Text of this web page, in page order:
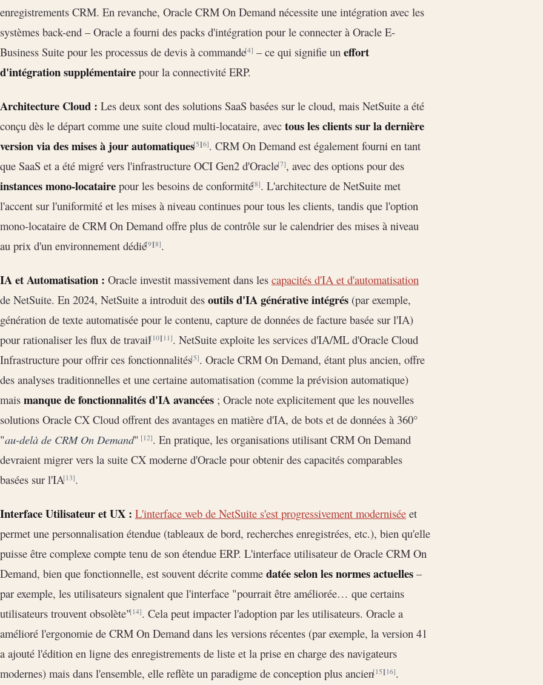
enregistrements CRM. En revanche, Oracle CRM On Demand nécessite une intégration avec les
systèmes back-end – Oracle a fourni des packs d'intégration pour le connecter à Oracle E-
Business Suite pour les processus de devis à commande[4] – ce qui signifie un effort
d'intégration supplémentaire pour la connectivité ERP.
Architecture Cloud : Les deux sont des solutions SaaS basées sur le cloud, mais NetSuite a été
conçu dès le départ comme une suite cloud multi-locataire, avec tous les clients sur la dernière
version via des mises à jour automatiques[5][6]. CRM On Demand est également fourni en tant
que SaaS et a été migré vers l'infrastructure OCI Gen2 d'Oracle[7], avec des options pour des
instances mono-locataire pour les besoins de conformité[8]. L'architecture de NetSuite met
l'accent sur l'uniformité et les mises à niveau continues pour tous les clients, tandis que l'option
mono-locataire de CRM On Demand offre plus de contrôle sur le calendrier des mises à niveau
au prix d'un environnement dédié[9][8].
IA et Automatisation : Oracle investit massivement dans les capacités d'IA et d'automatisation
de NetSuite. En 2024, NetSuite a introduit des outils d'IA générative intégrés (par exemple,
génération de texte automatisée pour le contenu, capture de données de facture basée sur l'IA)
pour rationaliser les flux de travail[10][11]. NetSuite exploite les services d'IA/ML d'Oracle Cloud
Infrastructure pour offrir ces fonctionnalités[5]. Oracle CRM On Demand, étant plus ancien, offre
des analyses traditionnelles et une certaine automatisation (comme la prévision automatique)
mais manque de fonctionnalités d'IA avancées ; Oracle note explicitement que les nouvelles
solutions Oracle CX Cloud offrent des avantages en matière d'IA, de bots et de données à 360°
"au-delà de CRM On Demand"[12]. En pratique, les organisations utilisant CRM On Demand
devraient migrer vers la suite CX moderne d'Oracle pour obtenir des capacités comparables
basées sur l'IA[13].
Interface Utilisateur et UX : L'interface web de NetSuite s'est progressivement modernisée et
permet une personnalisation étendue (tableaux de bord, recherches enregistrées, etc.), bien qu'elle
puisse être complexe compte tenu de son étendue ERP. L'interface utilisateur de Oracle CRM On
Demand, bien que fonctionnelle, est souvent décrite comme datée selon les normes actuelles –
par exemple, les utilisateurs signalent que l'interface "pourrait être améliorée… que certains
utilisateurs trouvent obsolète"[14]. Cela peut impacter l'adoption par les utilisateurs. Oracle a
amélioré l'ergonomie de CRM On Demand dans les versions récentes (par exemple, la version 41
a ajouté l'édition en ligne des enregistrements de liste et la prise en charge des navigateurs
modernes) mais dans l'ensemble, elle reflète un paradigme de conception plus ancien[15][16].